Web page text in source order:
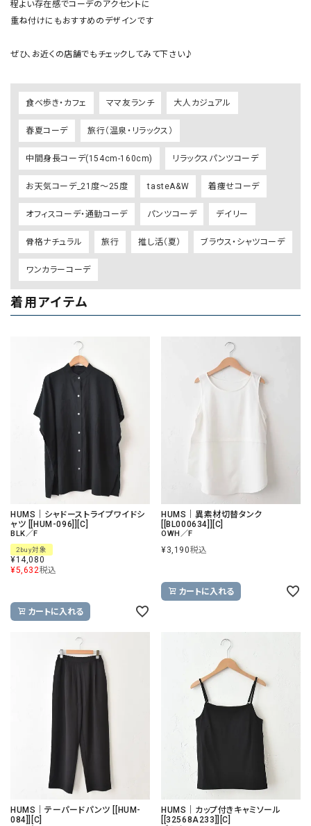
程よい存在感でコーデのアクセントに
重ね付けにもおすすめのデザインです
ぜひ、お近くの店舗でもチェックしてみて下さい♪
食べ歩き・カフェ ママ友ランチ 大人カジュアル
春夏コーデ 旅行（温泉・リラックス）
中間身長コーデ(154cm-160cm) リラックスパンツコーデ
お天気コーデ_21度～25度 tasteA&W 着痩せコーデ
オフィスコーデ・通勤コーデ パンツコーデ デイリー
骨格ナチュラル 旅行 推し活（夏） ブラウス・シャツコーデ
ワンカラーコーデ
着用アイテム
HUMS｜シャドーストライプワイドシ
ャツ [[HUM-096]][C]
BLK／F
2buy対象
¥14,080
¥5,632税込
カートに入れる
HUMS｜異素材切替タンク
[[BL000634]][C]
OWH／F
¥3,190税込
カートに入れる
HUMS｜テーパードパンツ [[HUM-
084]][C]
HUMS｜カップ付きキャミソール
[[32568A233]][C]